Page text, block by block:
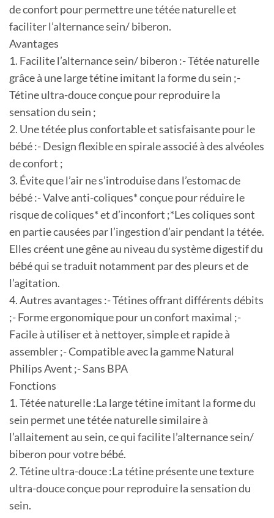
de confort pour permettre une tétée naturelle et
faciliter l’alternance sein/ biberon.
Avantages
1. Facilite l’alternance sein/ biberon :- Tétée naturelle
grâce à une large tétine imitant la forme du sein ;-
Tétine ultra-douce conçue pour reproduire la
sensation du sein ;
2. Une tétée plus confortable et satisfaisante pour le
bébé :- Design flexible en spirale associé à des alvéoles
de confort ;
3. Évite que l’air ne s’introduise dans l’estomac de
bébé :- Valve anti-coliques* conçue pour réduire le
risque de coliques* et d’inconfort ;*Les coliques sont
en partie causées par l’ingestion d’air pendant la tétée.
Elles créent une gêne au niveau du système digestif du
bébé qui se traduit notamment par des pleurs et de
l’agitation.
4. Autres avantages :- Tétines offrant différents débits
;- Forme ergonomique pour un confort maximal ;-
Facile à utiliser et à nettoyer, simple et rapide à
assembler ;- Compatible avec la gamme Natural
Philips Avent ;- Sans BPA
Fonctions
1. Tétée naturelle :La large tétine imitant la forme du
sein permet une tétée naturelle similaire à
l’allaitement au sein, ce qui facilite l’alternance sein/
biberon pour votre bébé.
2. Tétine ultra-douce :La tétine présente une texture
ultra-douce conçue pour reproduire la sensation du
sein.